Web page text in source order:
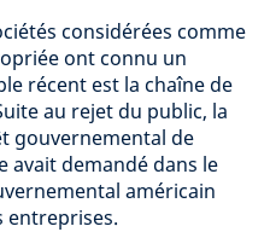
considérées comme
ont connu un
récent est la chaîne de
au rejet du public, la
gouvernemental de
avait demandé dans le
américain
entreprises.